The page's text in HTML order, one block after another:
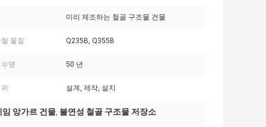
미리 제조하는 철골 구조물 건물
물질: Q235B, Q355B
명: 50 년
: 설계, 제작, 설치
앙가르 건물, 불연성 철골 구조물 저장소